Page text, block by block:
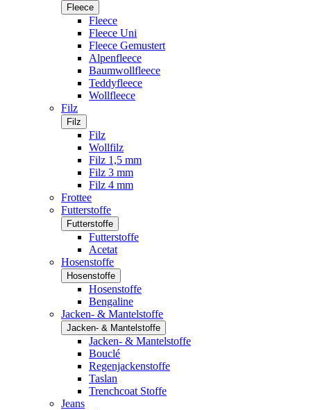
Fleece
Fleece
Fleece Uni
Fleece Gemustert
Alpenfleece
Baumwollfleece
Teddyfleece
Wollfleece
Filz
Filz
Filz
Wollfilz
Filz 1,5 mm
Filz 3 mm
Filz 4 mm
Frottee
Futterstoffe
Futterstoffe
Futterstoffe
Acetat
Hosenstoffe
Hosenstoffe
Hosenstoffe
Bengaline
Jacken- & Mantelstoffe
Jacken- & Mantelstoffe
Jacken- & Mantelstoffe
Bouclé
Regenjackenstoffe
Taslan
Trenchcoat Stoffe
Jeans